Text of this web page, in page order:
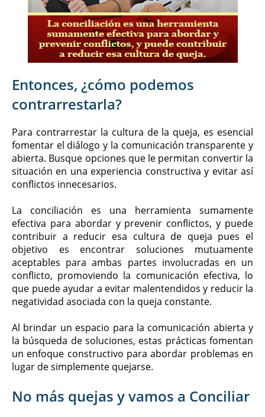
Entonces, ¿cómo podemos
contrarrestarla?
Para contrarrestar la cultura de la queja, es esencial
fomentar el diálogo y la comunicación transparente y
abierta. Busque opciones que le permitan convertir la
situación en una experiencia constructiva y evitar así
conflictos innecesarios.
La conciliación es una herramienta sumamente
efectiva para abordar y prevenir conflictos, y puede
contribuir a reducir esa cultura de queja pues el
objetivo es encontrar soluciones mutuamente
aceptables para ambas partes involucradas en un
conflicto, promoviendo la comunicación efectiva, lo
que puede ayudar a evitar malentendidos y reducir la
negatividad asociada con la queja constante.
Al brindar un espacio para la comunicación abierta y
la búsqueda de soluciones, estas prácticas fomentan
un enfoque constructivo para abordar problemas en
lugar de simplemente quejarse.
No más quejas y vamos a Conciliar